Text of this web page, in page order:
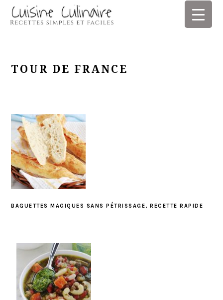
Skip
Skip
Skip
Skip
TOUR DE FRANCE
BAGUETTES MAGIQUES SANS PÉTRISSAGE, RECETTE RAPIDE